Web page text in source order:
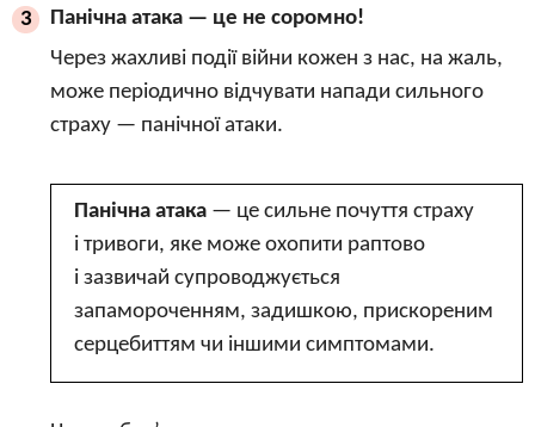
3
Панічна атака — це не соромно!
Через жахливі події війни кожен з нас, на жаль,
може періодично відчувати напади сильного
страху — панічної атаки.
Панічна атака — це сильне почуття страху
і тривоги, яке може охопити раптово
і зазвичай супроводжується
запамороченням, задишкою, прискореним
серцебиттям чи іншими симптомами.